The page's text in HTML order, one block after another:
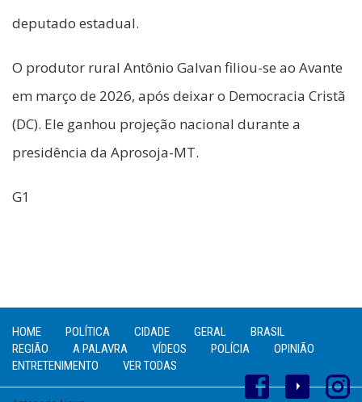
deputado estadual.
O produtor rural Antônio Galvan filiou-se ao Avante
em março de 2026, após deixar o Democracia Cristã
(DC). Ele ganhou projeção nacional durante a
presidência da Aprosoja-MT.
G1
HOME POLÍTICA CIDADE GERAL
BRASIL
REGIÃO
A PALAVRA VÍDEOS POLÍCIA
OPINIÃO
ENTRETENIMENTO
VER TODAS